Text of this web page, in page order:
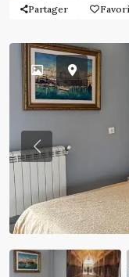
Partager Favori
Previous